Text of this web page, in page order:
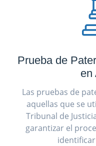
Prueba de
en
Las pruebas de
aquellas que se
Tribunal de
garantizar el